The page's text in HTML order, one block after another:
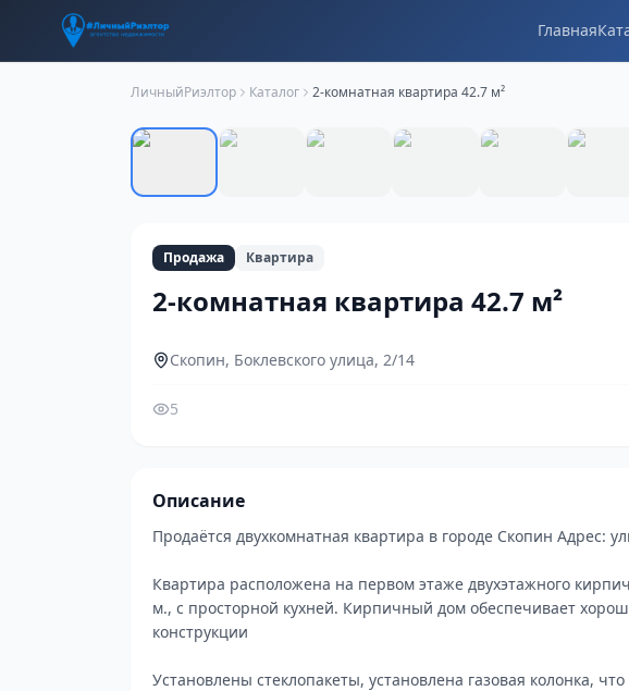
Главная
ЛичныйРиэлтор Каталог 2-комнатная квартира 42.7 м²
Продажа Квартира
2-комнатная квартира 42.7 м²
Скопин, Боклевского улица, 2/14
5
Описание
Продаётся двухкомнатная квартира в городе Скопин Адрес:
Квартира расположена на первом этаже двухэтажного
м., с просторной кухней. Кирпичный дом обеспечивает
конструкции
Установлены стеклопакеты, установлена газовая колонка,